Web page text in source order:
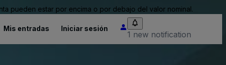
pueden estar por encima o por debajo del valor nominal.
Mis entradas Iniciar sesión
1 new notification